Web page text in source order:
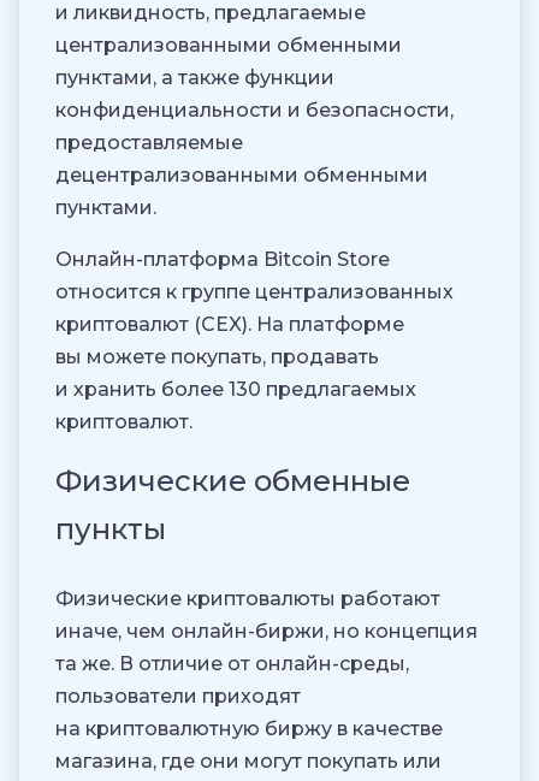
и ликвидность, предлагаемые
централизованными обменными
пунктами, а также функции
конфиденциальности и безопасности,
предоставляемые
децентрализованными обменными
пунктами.
Онлайн-платформа Bitcoin Store
относится к группе централизованных
криптовалют (CEX). На платформе
вы можете покупать, продавать
и хранить более 130 предлагаемых
криптовалют.
Физические обменные
пункты
Физические криптовалюты работают
иначе, чем онлайн-биржи, но концепция
та же. В отличие от онлайн-среды,
пользователи приходят
на криптовалютную биржу в качестве
магазина, где они могут покупать или